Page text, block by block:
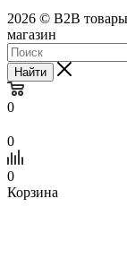
2026 © B2B
магазин
Найти
0
0
0
Корзина